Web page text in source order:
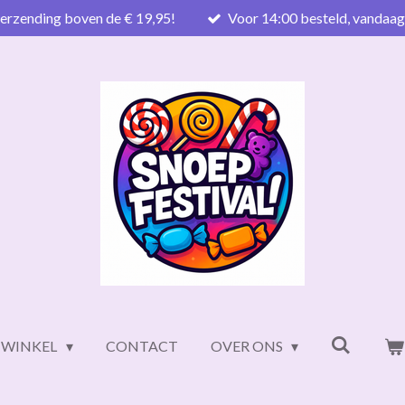
boven de € 19,95! Voor 14:00 besteld,
WINKEL CONTACT OVER ONS